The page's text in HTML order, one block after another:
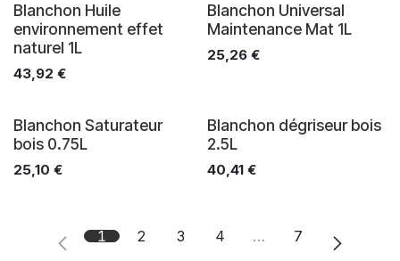
Blanchon Huile
environnement effet
naturel 1L
43,92 €
Blanchon Universal
Maintenance Mat 1L
25,26€
Blanchon Saturateur
bois 0.75L
25,10 €
Blanchon dégriseur bois
2.5L
40,41€
1 2 3 4 … 7